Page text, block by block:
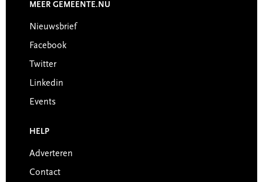
MEER GEMEENTE.NU
Nieuwsbrief
Facebook
Twitter
Linkedin
Events
HELP
Adverteren
Contact